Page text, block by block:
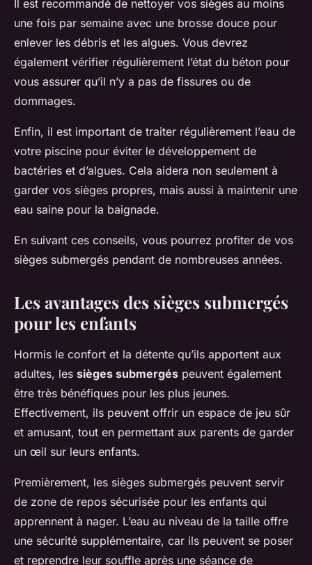
Il est recommandé de nettoyer vos sièges au moins
une fois par semaine avec une brosse douce pour
enlever les débris et les algues. Vous devrez
également vérifier régulièrement l’état du béton pour
vous assurer qu’il n’y a pas de fissures ou de
dommages.
Enfin, il est important de traiter régulièrement l’eau de
votre piscine pour éviter le développement de
bactéries et d’algues. Cela aidera non seulement à
garder vos sièges propres, mais aussi à maintenir une
eau saine pour la baignade.
En suivant ces conseils, vous pourrez profiter de vos
sièges submergés pendant de nombreuses années.
Les avantages des sièges submergés
pour les enfants
Hormis le confort et la détente qu’ils apportent aux
adultes, les sièges submergés peuvent également
être très bénéfiques pour les plus jeunes.
Effectivement, ils peuvent offrir un espace de jeu sûr
et amusant, tout en permettant aux parents de garder
un œil sur leurs enfants.
Premièrement, les sièges submergés peuvent servir
de zone de repos sécurisée pour les enfants qui
apprennent à nager. L’eau au niveau de la taille offre
une sécurité supplémentaire, car ils peuvent se poser
et reprendre leur souffle après une séance de